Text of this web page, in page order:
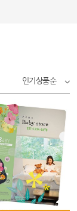
인기상품순